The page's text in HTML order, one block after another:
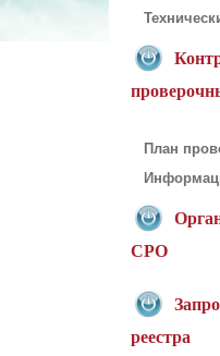
План
СРО
реестра